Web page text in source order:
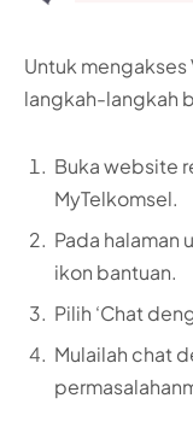
Untuk
langkah-langkah
Buka website
MyTelkomsel.
Pada halaman
ikon bantuan.
Pilih ‘Chat
Mulailah chat